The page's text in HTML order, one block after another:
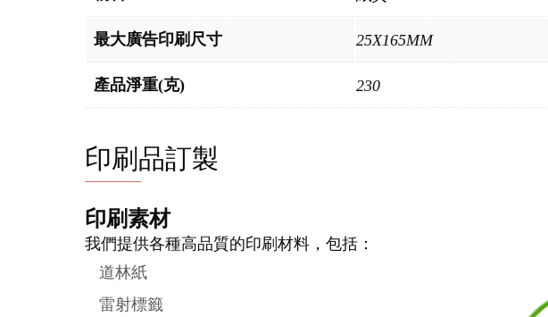
最大廣告印刷尺寸 25X165MM
產品淨重(克) 230
印刷品訂製
印刷素材
我們提供各種高品質的印刷材料，包括：
道林紙
雷射標籤